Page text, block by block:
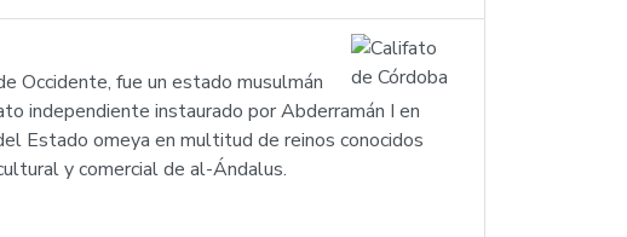
Occidente, fue un estado musulmán
independiente instaurado por Abderramán I en
Estado omeya en multitud de reinos conocidos
y comercial de al-Ándalus.